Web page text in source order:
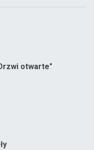
otwarte"